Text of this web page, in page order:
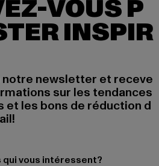
VOUS P
INSPIR
notre newsletter et receve
sur les tendances
et les bons de réduction d
vous intéressent?